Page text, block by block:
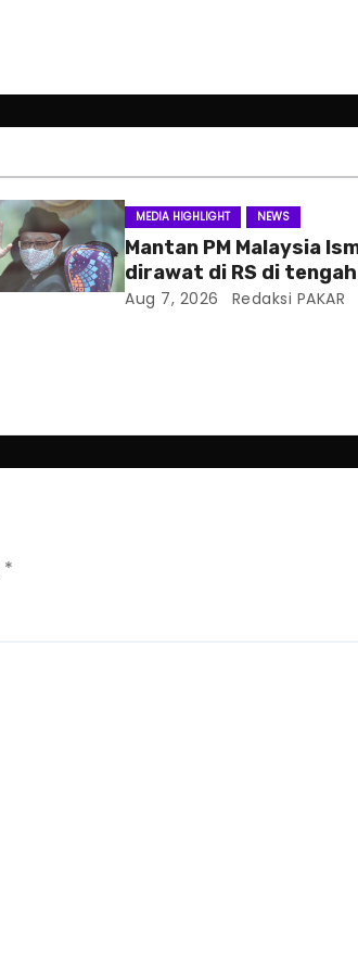
MEDIA HIGHLIGHT NEWS
Mantan PM Malaysia
dirawat di RS di
hukum
Aug 7, 2026 Redaksi PAKAR
*